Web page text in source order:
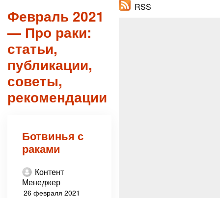
Февраль 2021
— Про раки:
статьи,
публикации,
советы,
рекомендации
Ботвинья с
раками
Контент
Менеджер
26 февраля 2021
RSS